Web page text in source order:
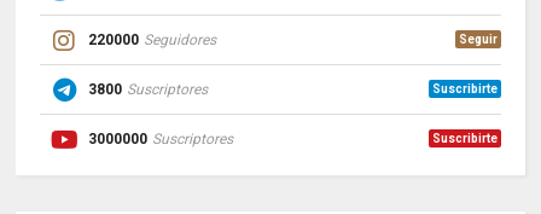
220000 Seguidores Seguir
3800 Suscriptores Suscribirte
3000000 Suscriptores Suscribirte